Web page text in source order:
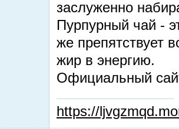
заслуженно
Пурпурный чай -
же препятствует
жир в энергию.
Официальный
https://